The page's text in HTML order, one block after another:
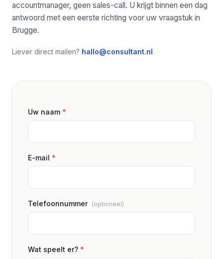
accountmanager, geen sales-call. U krijgt binnen een dag
antwoord met een eerste richting voor uw vraagstuk in
Brugge.
Liever direct mailen? hallo@consultant.nl
Uw naam *
E-mail *
Telefoonnummer (optioneel)
Wat speelt er? *